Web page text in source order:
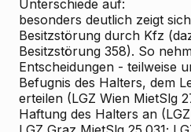
Unterschiede auf:
besonders deutlich zeigt
Besitzstörung durch Kfz
Besitzstörung 358). So
Entscheidungen - teilweise
Befugnis des Halters, dem
erteilen (LGZ Wien MietSlg
Haftung des Halters an